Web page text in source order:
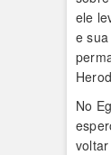
ele
e
No